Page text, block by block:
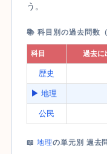
う。
📚 科目別の過去問数
科目 過去に
歴史
▶地理
公民
📖 地理の単元別 過去